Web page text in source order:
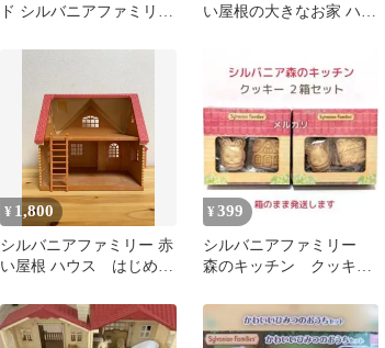
ド シルバニアファミリー
パーツ
い屋根の大きなお家 ハウ
¥ 1,800
シルバニアファミリー 赤
い屋根 ハウス はじめて
¥ 399
シルバニアファミリー
森のキッチン クッキー